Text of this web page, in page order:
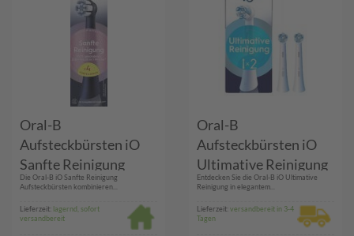
Oral-B
Aufsteckbürsten iO
Sanfte Reinigung
Schwarz 4er
Die Oral-B iO Sanfte Reinigung
Aufsteckbürsten kombinieren...
Lieferzeit: lagernd, sofort
versandbereit
Oral-B
Aufsteckbürsten iO
Ultimative Reinigung
2er
Entdecken Sie die Oral-B iO Ultimative
Reinigung in elegantem...
Lieferzeit:versandbereit in 3-4
Tagen